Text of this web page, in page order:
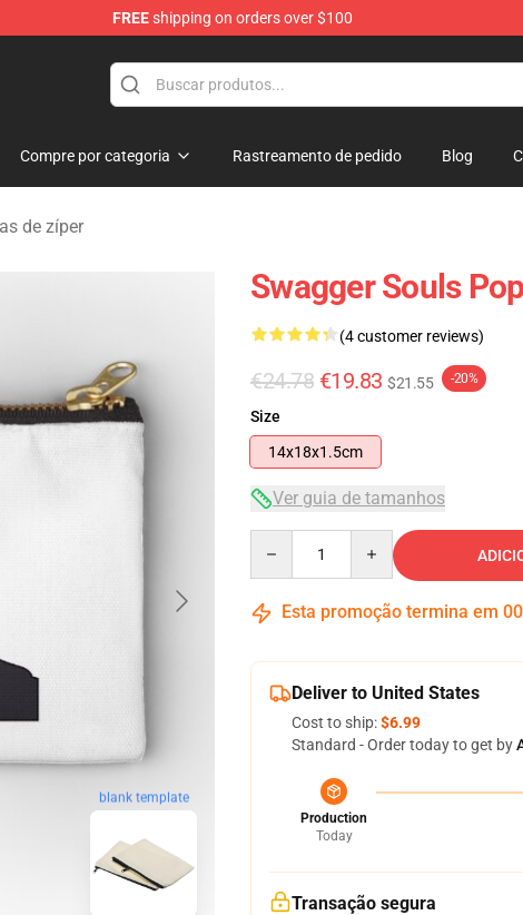
FREEshipping on orders over $100
Compre por categoria Rastreamento de pedido Blog
de zíper
blank template
Swagger Souls
(4 customer reviews)
€24.78 €19.83 $21.55 -20%
Size
14x18x1.5cm
Ver guia de tamanhos
Esta promoção termina em 00
Deliver to United States
Cost to ship:$6.99
Standard - Order today to get by
Production
Today
Transação segura